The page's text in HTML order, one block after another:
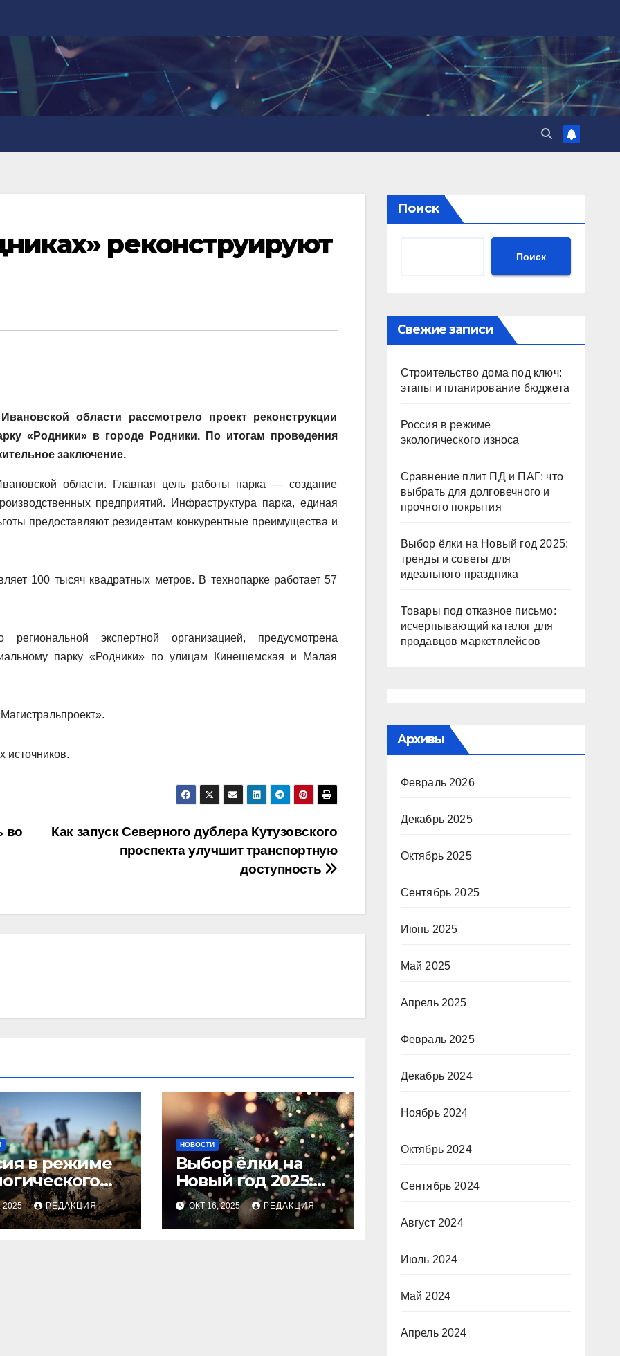
реконструируют
области рассмотрело проект реконструкции
«Родники» в городе Родники. По итогам проведения
заключение.
области. Главная цель работы парка — создание
предприятий. Инфраструктура парка, единая
предоставляют резидентам конкурентные преимущества и
100 тысяч квадратных метров. В технопарке работает 57
экспертной организацией, предусмотрена
парку «Родники» по улицам Кинешемская и Малая
источников.
Как запуск Северного дублера Кутузовского
проспекта улучшит транспортную
доступность
во
в режиме
2025 РЕДАКЦИЯ
НОВОСТИ
Выбор ёлки на
Новый год 2025:
тренды и советы
для идеального
праздника
ОКТ 16, 2025 РЕДАКЦИЯ
Поиск
Поиск
Свежие записи
Строительство дома под ключ:
этапы и планирование бюджета
Россия в режиме
экологического износа
Сравнение плит ПД и ПАГ: что
выбрать для долговечного и
прочного покрытия
Выбор ёлки на Новый год 2025:
тренды и советы для
идеального праздника
Товары под отказное письмо:
исчерпывающий каталог для
продавцов маркетплейсов
Архивы
Февраль 2026
Декабрь 2025
Октябрь 2025
Сентябрь 2025
Июнь 2025
Май 2025
Апрель 2025
Февраль 2025
Декабрь 2024
Ноябрь 2024
Октябрь 2024
Сентябрь 2024
Август 2024
Июль 2024
Май 2024
Апрель 2024